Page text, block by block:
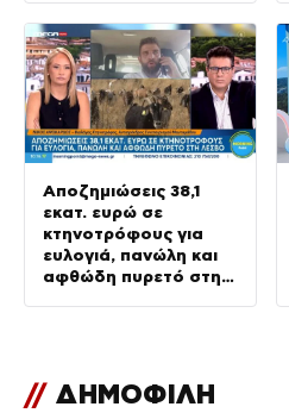
Αποζημιώσεις 38,1
εκατ. ευρώ σε
κτηνοτρόφους για
ευλογιά, πανώλη και
αφθώδη πυρετό στη
// ΔΗΜΟΦΙΛΗ